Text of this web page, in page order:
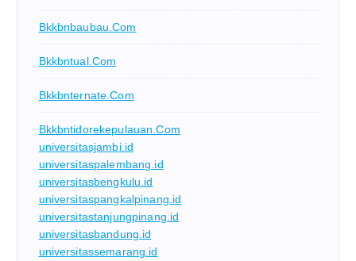
Bkkbnbaubau.com
Bkkbntual.com
Bkkbnternate.com
Bkkbntidorekepulauan.com
universitasjambi.id
universitaspalembang.id
universitasbengkulu.id
universitaspangkalpinang.id
universitastanjungpinang.id
universitasbandung.id
universitassemarang.id